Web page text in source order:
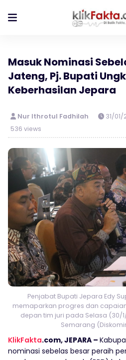
Masuk Nominasi
Jateng, Pj. Bupati
Keberhasilan Jepara
Nur Ithrotul Fadhilah 31/
536 views
Penjabat Bupati Jepara Edy
memaparkan progres dan
depan tim juri pada Selasa (30/
Semarang
KlikFakta.com, JEPARA –
nominasi sebelas besar peraih